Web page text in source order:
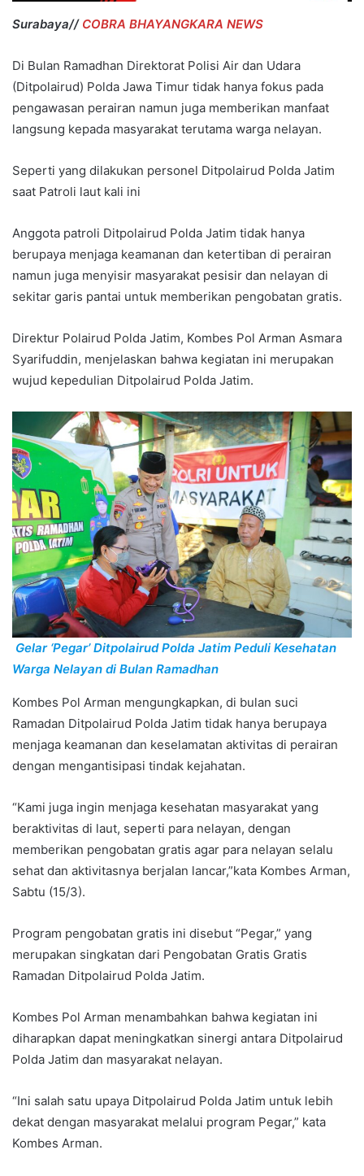
Surabaya// COBRA BHAYANGKARA NEWS
Di Bulan Ramadhan Direktorat Polisi Air dan Udara
(Ditpolairud) Polda Jawa Timur tidak hanya fokus pada
pengawasan perairan namun juga memberikan manfaat
langsung kepada masyarakat terutama warga nelayan.
Seperti yang dilakukan personel Ditpolairud Polda Jatim
saat Patroli laut kali ini
Anggota patroli Ditpolairud Polda Jatim tidak hanya
berupaya menjaga keamanan dan ketertiban di perairan
namun juga menyisir masyarakat pesisir dan nelayan di
sekitar garis pantai untuk memberikan pengobatan gratis.
Direktur Polairud Polda Jatim, Kombes Pol Arman Asmara
Syarifuddin, menjelaskan bahwa kegiatan ini merupakan
wujud kepedulian Ditpolairud Polda Jatim.
Gelar ‘Pegar’ Ditpolairud Polda Jatim Peduli Kesehatan
Warga Nelayan di Bulan Ramadhan
Kombes Pol Arman mengungkapkan, di bulan suci
Ramadan Ditpolairud Polda Jatim tidak hanya berupaya
menjaga keamanan dan keselamatan aktivitas di perairan
dengan mengantisipasi tindak kejahatan.
“Kami juga ingin menjaga kesehatan masyarakat yang
beraktivitas di laut, seperti para nelayan, dengan
memberikan pengobatan gratis agar para nelayan selalu
sehat dan aktivitasnya berjalan lancar,”kata Kombes Arman,
Sabtu (15/3).
Program pengobatan gratis ini disebut “Pegar,” yang
merupakan singkatan dari Pengobatan Gratis Gratis
Ramadan Ditpolairud Polda Jatim.
Kombes Pol Arman menambahkan bahwa kegiatan ini
diharapkan dapat meningkatkan sinergi antara Ditpolairud
Polda Jatim dan masyarakat nelayan.
“Ini salah satu upaya Ditpolairud Polda Jatim untuk lebih
dekat dengan masyarakat melalui program Pegar,” kata
Kombes Arman.